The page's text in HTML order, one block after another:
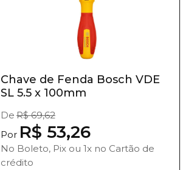
Chave de Fenda Bosch VDE
SL 5.5 x 100mm
De R$ 69,62
Por R$ 53,26
No Boleto, Pix ou 1x no Cartão de
crédito